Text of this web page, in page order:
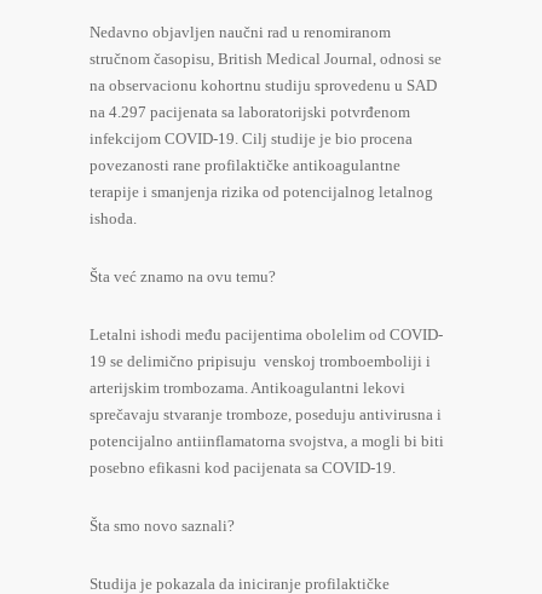
Nedavno objavljen naučni rad u renomiranom
stručnom časopisu, British Medical Journal, odnosi se
na observacionu kohortnu studiju sprovedenu u SAD
na 4.297 pacijenata sa laboratorijski potvrđenom
infekcijom COVID-19. Cilj studije je bio procena
povezanosti rane profilaktičke antikoagulantne
terapije i smanjenja rizika od potencijalnog letalnog
ishoda.
Šta već znamo na ovu temu?
Letalni ishodi među pacijentima obolelim od COVID-
19 se delimično pripisuju venskoj tromboemboliji i
arterijskim trombozama. Antikoagulantni lekovi
sprečavaju stvaranje tromboze, poseduju antivirusna i
potencijalno antiinflamatorna svojstva, a mogli bi biti
posebno efikasni kod pacijenata sa COVID-19.
Šta smo novo saznali?
Studija je pokazala da iniciranje profilaktičke